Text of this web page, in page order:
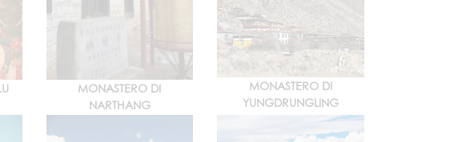
MONASTERO DI
NARTHANG
MONASTERO DI
YUNGDRUNGLING